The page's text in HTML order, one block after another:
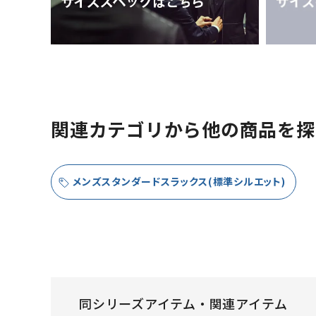
関連カテゴリから他の商品を
メンズスタンダードスラックス(標準シルエット)
同シリーズアイテム・関連アイテム